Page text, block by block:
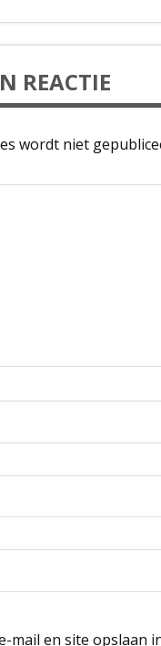
REACTIE
wordt niet
mail en site opslaan